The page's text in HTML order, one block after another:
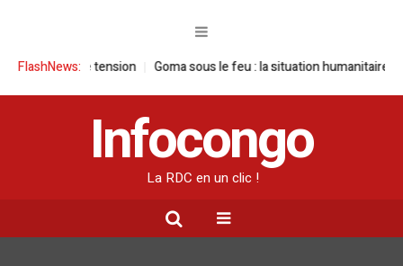
FlashNews:
Goma sous le feu : la situation humanitaire se dégrade William Ruto
Infocongo
La RDC en un clic !